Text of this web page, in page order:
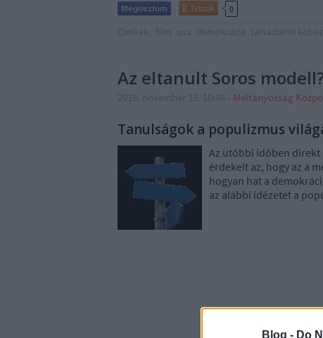
Blog - Do
Tetszik 0
Az eltanult Soros
Méltányosság
Tanulságok a populizmus
Az utóbbi időben
érdekelt az, hogy az a
hogyan hat a
az alábbi idézetet a